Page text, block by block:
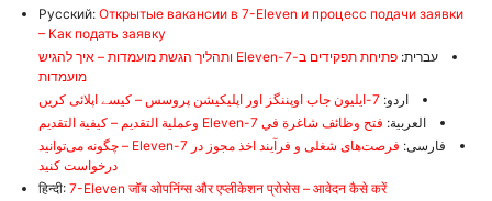
Русский: Открытые вакансии в 7-Eleven и процесс подачи заявки
– Как подать заявку
עברית:
פתיחת תפקידים ב-7-Eleven ותהליך הגשת מועמדות – איך להגיש
מועמדות
اردو: 7-ایلیون جاب اوپننگز اور اپلیکیشن پروسس – کیسے اپلائی کریں
العربية: فتح وظائف شاغرة في 7-Eleven وعملية التقديم – كيفية التقديم
فارسی:
فرصت‌های شغلی و فرآیند اخذ مجوز در 7-Eleven – چگونه می‌توانید
درخواست کنید
हिन्दी: 7-Eleven जॉब ओपनिंग्स और एप्लीकेशन प्रोसेस – आवेदन कैसे करें